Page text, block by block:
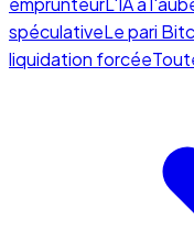
spéculativeLe pari
liquidation forcée